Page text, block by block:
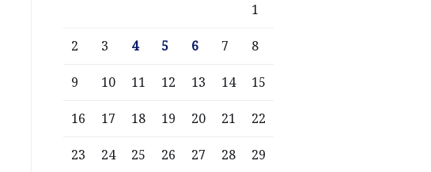
1
2 3 4 5 6 7 8
9 10 11 12 13 14 15
16 17 18 19 20 21 22
23 24 25 26 27 28 29